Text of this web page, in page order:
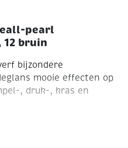
pearl
bruin
bijzondere
mooie effecten op
, druk-, kras en